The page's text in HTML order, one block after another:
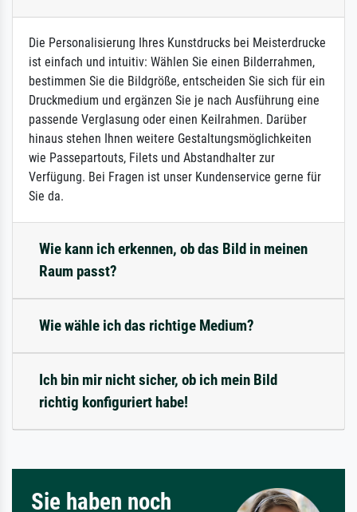
Die Personalisierung Ihres Kunstdrucks bei Meisterdrucke
ist einfach und intuitiv: Wählen Sie einen Bilderrahmen,
bestimmen Sie die Bildgröße, entscheiden Sie sich für ein
Druckmedium und ergänzen Sie je nach Ausführung eine
passende Verglasung oder einen Keilrahmen. Darüber
hinaus stehen Ihnen weitere Gestaltungsmöglichkeiten
wie Passepartouts, Filets und Abstandhalter zur
Verfügung. Bei Fragen ist unser Kundenservice gerne für
Sie da.
Wie kann ich erkennen, ob das Bild in meinen
Raum passt?
Wie wähle ich das richtige Medium?
Ich bin mir nicht sicher, ob ich mein Bild
richtig konfiguriert habe!
Sie haben noch